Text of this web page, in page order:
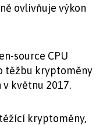
ovlivňuje výkon
source CPU
těžbu kryptoměny
květnu 2017.
kryptoměny,